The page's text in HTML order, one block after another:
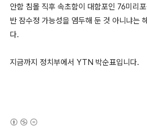
안함 침몰 직후 속초함이 대함포인 76미리
반 잠수정 가능성을 염두해 둔 것 아니냐는
다.
지금까지 정치부에서 YTN 박순표입니다.